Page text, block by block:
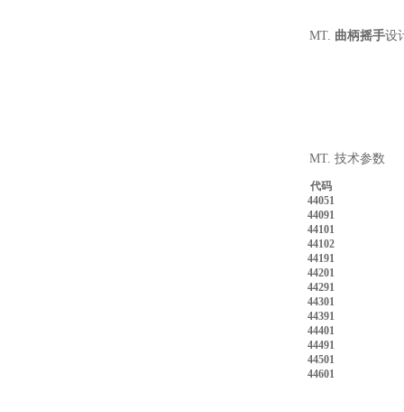
MT. 曲柄摇手设
MT. 技术参数
代码
44051
44091
44101
44102
44191
44201
44291
44301
44391
44401
44491
44501
44601